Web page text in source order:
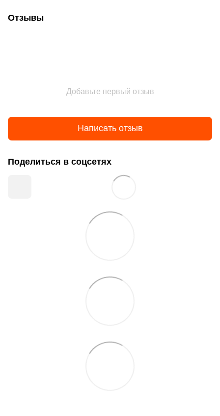
Отзывы
Добавьте первый отзыв
Написать отзыв
Поделиться в соцсетях